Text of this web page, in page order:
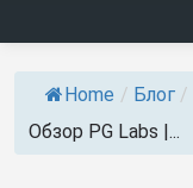
Home / Блог /
Обзор PG Labs |...